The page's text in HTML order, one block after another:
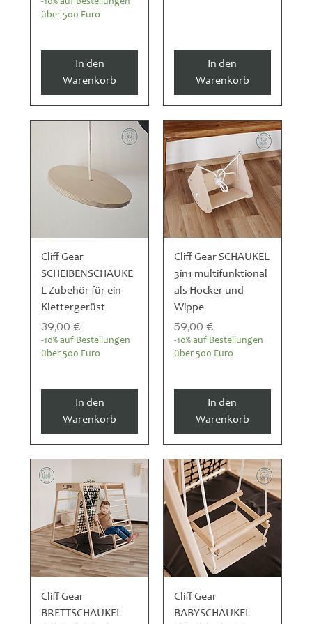
-10% auf Bestellungen
über 500 Euro
In den
Warenkorb
In den
Warenkorb
Cliff Gear
SCHEIBENSCHAUKE
L Zubehör für ein
Klettergerüst
Preis
39,00 €
-10% auf Bestellungen
über 500 Euro
In den
Warenkorb
Cliff Gear SCHAUKEL
3in1 multifunktional
als Hocker und
Wippe
Preis
59,00 €
-10% auf Bestellungen
über 500 Euro
In den
Warenkorb
Cliff Gear
BRETTSCHAUKEL
Cliff Gear
BABYSCHAUKEL